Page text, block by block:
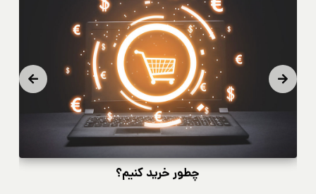
چطور خرید کنیم؟